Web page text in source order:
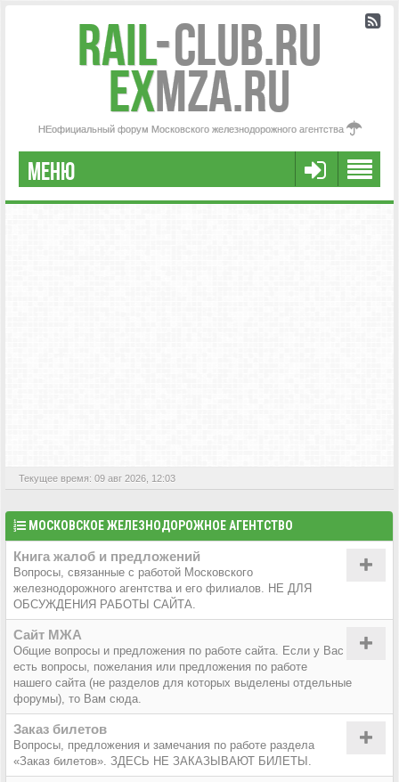
Rail-Club.RU
exMZA.RU
НЕофициальный форум Московского железнодорожного агентства
МЕНЮ
РЕГИСТРАЦИЯ
Текущее время: 09 авг 2026, 12:03
МОСКОВСКОЕ ЖЕЛЕЗНОДОРОЖНОЕ АГЕНТСТВО
Книга жалоб и предложений
Вопросы, связанные с работой Московского
железнодорожного агентства и его филиалов. НЕ ДЛЯ
ОБСУЖДЕНИЯ РАБОТЫ САЙТА.
Сайт МЖА
Общие вопросы и предложения по работе сайта. Если у Вас
есть вопросы, пожелания или предложения по работе
нашего сайта (не разделов для которых выделены отдельные
форумы), то Вам сюда.
Заказ билетов
Вопросы, предложения и замечания по работе раздела
«Заказ билетов». ЗДЕСЬ НЕ ЗАКАЗЫВАЮТ БИЛЕТЫ.